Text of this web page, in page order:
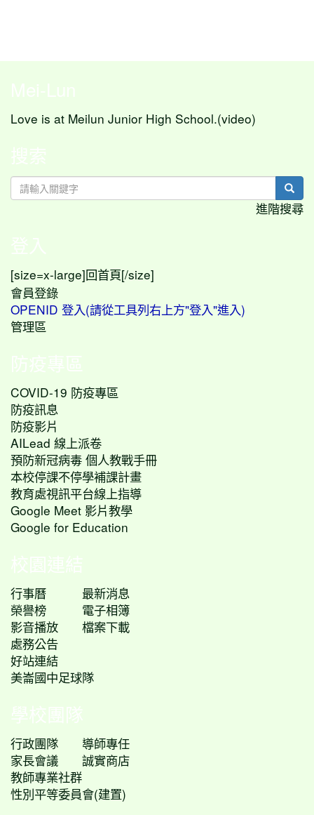
Mei-Lun
Love is at Meilun Junior High School.(video)
搜索
進階搜尋
登入
[size=x-large] 回首頁[/size]
會員登錄
OPENID 登入(請從工具列右上方"登入"進入)
管理區
防疫專區
COVID-19 防疫專區
防疫訊息
防疫影片
AILead 線上派卷
預防新冠病毒 個人教戰手冊
本校停課不停學補課計畫
教育處視訊平台線上指導
Google Meet 影片教學
Google for Education
校園連結
行事曆
最新消息
榮譽榜
電子相簿
影音播放
檔案下載
處務公告
好站連結
美崙國中足球隊
學校團隊
行政團隊
導師專任
家長會議
誠實商店
教師專業社群
性別平等委員會(建置)